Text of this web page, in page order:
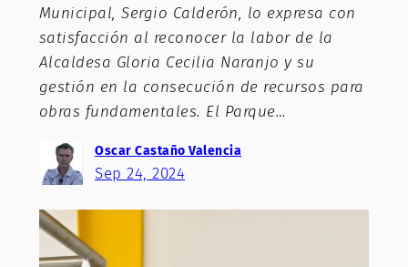
Municipal, Sergio Calderón, lo expresa con
satisfacción al reconocer la labor de la
Alcaldesa Gloria Cecilia Naranjo y su
gestión en la consecución de recursos para
obras fundamentales. El Parque…
Oscar Castaño Valencia
Sep 24, 2024